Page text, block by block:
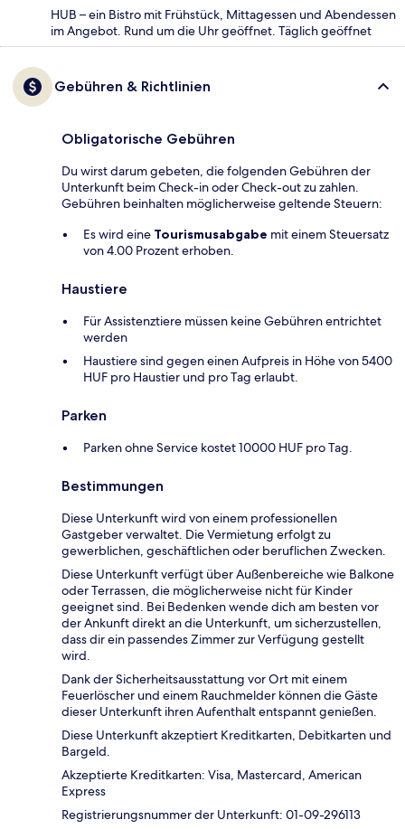
HUB – ein Bistro mit Frühstück, Mittagessen und Abendessen
im Angebot. Rund um die Uhr geöffnet. Täglich geöffnet
Gebühren & Richtlinien
Obligatorische Gebühren
Du wirst darum gebeten, die folgenden Gebühren der
Unterkunft beim Check-in oder Check-out zu zahlen.
Gebühren beinhalten möglicherweise geltende Steuern:
Es wird eine Tourismusabgabe mit einem Steuersatz
von 4.00 Prozent erhoben.
Haustiere
Für Assistenztiere müssen keine Gebühren entrichtet
werden
Haustiere sind gegen einen Aufpreis in Höhe von 5400
HUF pro Haustier und pro Tag erlaubt.
Parken
Parken ohne Service kostet 10000 HUF pro Tag.
Bestimmungen
Diese Unterkunft wird von einem professionellen
Gastgeber verwaltet. Die Vermietung erfolgt zu
gewerblichen, geschäftlichen oder beruflichen Zwecken.
Diese Unterkunft verfügt über Außenbereiche wie Balkone
oder Terrassen, die möglicherweise nicht für Kinder
geeignet sind. Bei Bedenken wende dich am besten vor
der Ankunft direkt an die Unterkunft, um sicherzustellen,
dass dir ein passendes Zimmer zur Verfügung gestellt
wird.
Dank der Sicherheitsausstattung vor Ort mit einem
Feuerlöscher und einem Rauchmelder können die Gäste
dieser Unterkunft ihren Aufenthalt entspannt genießen.
Diese Unterkunft akzeptiert Kreditkarten, Debitkarten und
Bargeld.
Akzeptierte Kreditkarten: Visa, Mastercard, American
Express
Registrierungsnummer der Unterkunft: 01-09-296113